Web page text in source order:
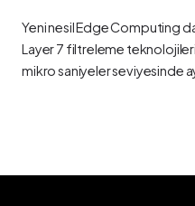
Yeni nesil Edge Computing
Layer 7 filtreleme
mikro saniyeler seviyesinde